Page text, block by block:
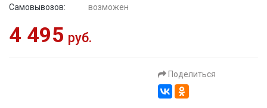
Самовывозов:
возможен
4 495 руб.
Поделиться